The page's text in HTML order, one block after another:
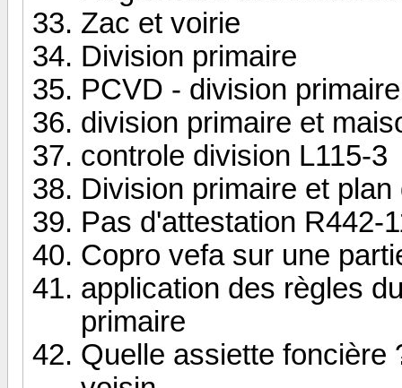
Zac et voirie
Division primaire
PCVD - division primaire
division primaire et
controle division L115-3
Division primaire et
Pas d'attestation R442-
Copro vefa sur une
application des règles
primaire
Quelle assiette foncière